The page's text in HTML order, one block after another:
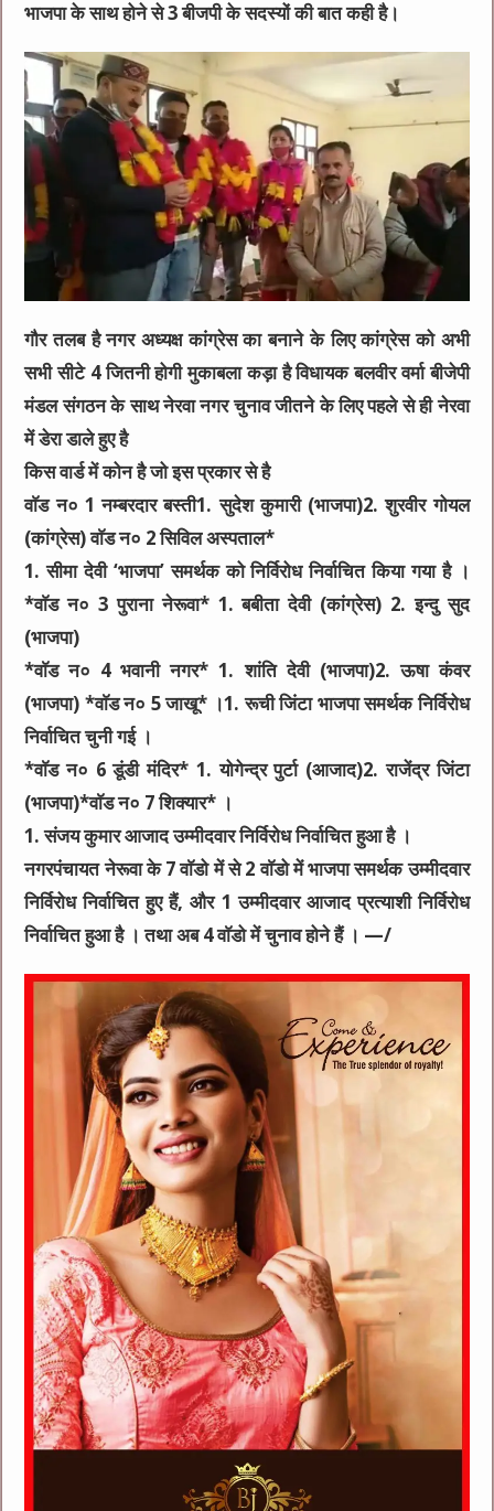
भाजपा के साथ होने से 3 बीजपी के सदस्यों की बात कही है।
गौर तलब है नगर अध्यक्ष कांग्रेस का बनाने के लिए कांग्रेस को अभी
सभी सीटे 4 जितनी होगी मुकाबला कड़ा है विधायक बलवीर वर्मा बीजेपी
मंडल संगठन के साथ नेरवा नगर चुनाव जीतने के लिए पहले से ही नेरवा
में डेरा डाले हुए है
किस वार्ड में कोन है जो इस प्रकार से है
वाॅड न० 1 नम्बरदार बस्ती1. सुदेश कुमारी (भाजपा)2. शुरवीर गोयल
(कांग्रेस) वाॅड न० 2 सिविल अस्पताल*
1. सीमा देवी ‘भाजपा’ समर्थक को निर्विरोध निर्वाचित किया गया है ।
*वाॅड न० 3 पुराना नेरूवा* 1. बबीता देवी (कांग्रेस) 2. इन्दु सुद
(भाजपा)
*वाॅड न० 4 भवानी नगर* 1. शांति देवी (भाजपा)2. ऊषा कंवर
(भाजपा) *वाॅड न० 5 जाखू* ।1. रूची जिंटा भाजपा समर्थक निर्विरोध
निर्वाचित चुनी गई ।
*वाॅड न० 6 डूंडी मंदिर* 1. योगेन्द्र पुर्टा (आजाद)2. राजेंद्र जिंटा
(भाजपा)*वाॅड न० 7 शिक्यार* ।
1. संजय कुमार आजाद उम्मीदवार निर्विरोध निर्वाचित हुआ है ।
नगरपंचायत नेरूवा के 7 वाॅडो में से 2 वाॅडो में भाजपा समर्थक उम्मीदवार
निर्विरोध निर्वाचित हुए हैं, और 1 उम्मीदवार आजाद प्रत्याशी निर्विरोध
निर्वाचित हुआ है । तथा अब 4 वाॅडो में चुनाव होने हैं । —/